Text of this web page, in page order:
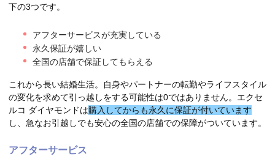
下の3つです。
アフターサービスが充実している
永久保証が嬉しい
全国の店舗で保証してもらえる
これから長い結婚生活。自身やパートナーの転勤やライフスタイル
の変化を求めて引っ越しをする可能性は0ではありません。エクセ
ルコ ダイヤモンドは購入してからも永久に保証が付いています
し、急なお引越しでも安心の全国の店舗での保障がついています。
アフターサービス